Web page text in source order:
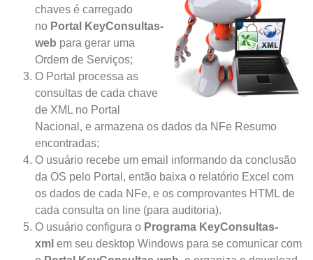
chaves é carregado
no Portal KeyConsultas-
web para gerar uma
Ordem de Serviços;
O Portal processa as
consultas de cada chave
de XML no Portal
Nacional, e armazena os dados da NFe Resumo
encontradas;
O usuário recebe um email informando da conclusão
da OS pelo Portal, então baixa o relatório Excel com
os dados de cada NFe, e os comprovantes HTML de
cada consulta on line (para auditoria).
O usuário configura o Programa KeyConsultas-
xml em seu desktop Windows para se comunicar com